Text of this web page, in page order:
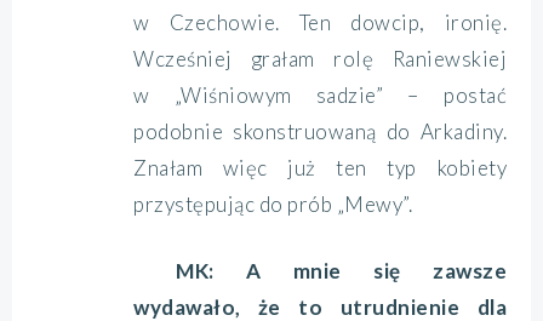
w Czechowie. Ten dowcip, ironię.
Wcześniej grałam rolę Raniewskiej
w „Wiśniowym sadzie” – postać
podobnie skonstruowaną do Arkadiny.
Znałam więc już ten typ kobiety
przystępując do prób „Mewy”.
MK: A mnie się zawsze
wydawało, że to utrudnienie dla